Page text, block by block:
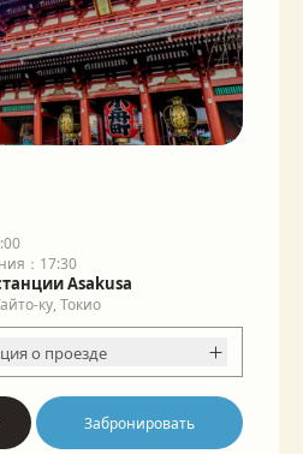
：17:30
Asakusa
ку, Токио
о проезде
Забронировать